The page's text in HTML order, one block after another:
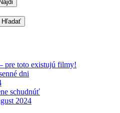
Hľadať
pre toto existujú filmy!
dni
schudnúť
2024